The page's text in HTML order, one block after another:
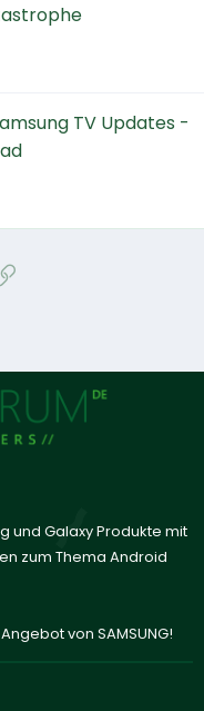
TV Updates -
und Galaxy Produkte mit
zum Thema Android
von SAMSUNG!